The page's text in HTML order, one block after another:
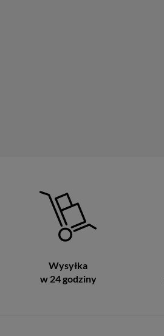
Wysyłka
w 24 godziny